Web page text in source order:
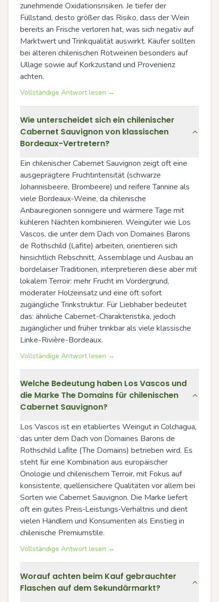
zunehmende Oxidationsrisiken. Je tiefer der
Füllstand, desto größer das Risiko, dass der Wein
bereits an Frische verloren hat, was sich negativ auf
Marktwert und Trinkqualität auswirkt. Käufer sollten
bei älteren chilenischen Rotweinen besonders auf
Ullage sowie auf Korkzustand und Provenienz
achten.
Vollständige Antwort lesen →
Wie unterscheidet sich ein chilenischer
Cabernet Sauvignon von klassischen
Bordeaux-Vertretern?
Ein chilenischer Cabernet Sauvignon zeigt oft eine
ausgeprägtere Fruchtintensität (schwarze
Johannisbeere, Brombeere) und reifere Tannine als
viele Bordeaux-Weine, da chilenische
Anbauregionen sonnigere und wärmere Tage mit
kühleren Nächten kombinieren. Weingüter wie Los
Vascos, die unter dem Dach von Domaines Barons
de Rothschild (Lafite) arbeiten, orientieren sich
hinsichtlich Rebschnitt, Assemblage und Ausbau an
bordelaiser Traditionen, interpretieren diese aber mit
lokalem Terroir: mehr Frucht im Vordergrund,
moderater Holzeinsatz und eine oft sofort
zugängliche Trinkstruktur. Für Liebhaber bedeutet
das: ähnliche Cabernet-Charakteristika, jedoch
zugänglicher und früher trinkbar als viele klassische
Linke-Rivière-Bordeaux.
Vollständige Antwort lesen →
Welche Bedeutung haben Los Vascos und
die Marke The Domains für chilenischen
Cabernet Sauvignon?
Los Vascos ist ein etabliertes Weingut in Colchagua,
das unter dem Dach von Domaines Barons de
Rothschild Laﬁte (The Domains) betrieben wird. Es
steht für eine Kombination aus europäischer
Önologie und chilenischem Terroir, mit Fokus auf
konsistente, quellensichere Qualitäten vor allem bei
Sorten wie Cabernet Sauvignon. Die Marke liefert
oft ein gutes Preis‑Leistungs‑Verhältnis und dient
vielen Händlern und Konsumenten als Einstieg in
chilenische Premiumstile.
Vollständige Antwort lesen →
Worauf achten beim Kauf gebrauchter
Flaschen auf dem Sekundärmarkt?